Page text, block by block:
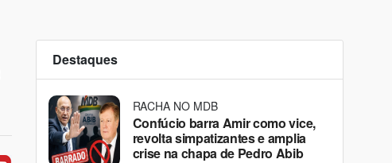
Destaques
RACHA NO MDB
Confúcio barra Amir como vice,
revolta simpatizantes e amplia
crise na chapa de Pedro Abib